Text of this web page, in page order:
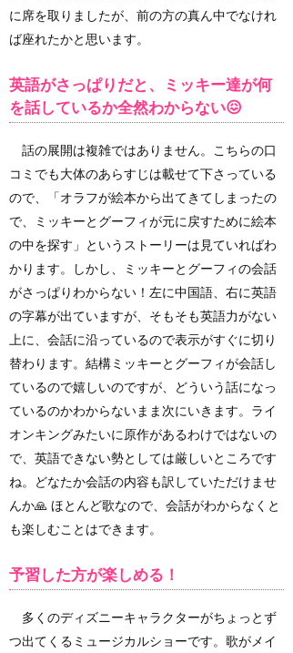
に席を取りましたが、前の方の真ん中でなけれ
ば座れたかと思います。
英語がさっぱりだと、ミッキー達が何
を話しているか全然わからない😖
話の展開は複雑ではありません。こちらの口
コミでも大体のあらすじは載せて下さっている
ので、「オラフが絵本から出てきてしまったの
で、ミッキーとグーフィが元に戻すために絵本
の中を探す」というストーリーは見ていればわ
かります。しかし、ミッキーとグーフィの会話
がさっぱりわからない！左に中国語、右に英語
の字幕が出ていますが、そもそも英語力がない
上に、会話に沿っているので表示がすぐに切り
替わります。結構ミッキーとグーフィが会話し
ているので嬉しいのですが、どういう話になっ
ているのかわからないまま次にいきます。ライ
オンキングみたいに原作があるわけではないの
で、英語できない勢としては厳しいところです
ね。どなたか会話の内容も訳していただけませ
んか🙏 ほとんど歌なので、会話がわからなくと
も楽しむことはできます。
予習した方が楽しめる！
多くのディズニーキャラクターがちょっとず
つ出てくるミュージカルショーです。歌がメイ